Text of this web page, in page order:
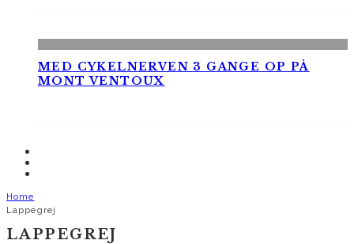
MED CYKELNERVEN 3 GANGE OP PÅ
MONT VENTOUX
Home
Lappegrej
LAPPEGREJ